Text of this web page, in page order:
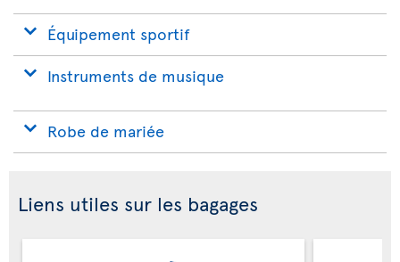
Équipement sportif
Instruments de musique
Robe de mariée
Liens utiles sur les bagages